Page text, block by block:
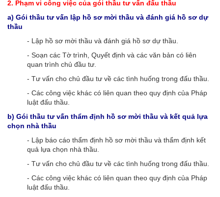
2. Phạm vi công việc của gói thầu tư vấn đấu thầu
a) Gói thầu tư vấn lập hồ sơ mời thầu và đánh giá hồ sơ dự
thầu
- Lập hồ sơ mời thầu và đánh giá hồ sơ dự thầu.
- Soạn các Tờ trình, Quyết định và các văn bản có liên
quan trình chủ đầu tư.
- Tư vấn cho chủ đầu tư về các tình huống trong đấu thầu.
- Các công việc khác có liên quan theo quy định của Pháp
luật đấu thầu.
b) Gói thầu tư vấn thẩm định hồ sơ mời thầu và kết quả lựa
chọn nhà thầu
- Lập báo cáo thẩm định hồ sơ mời thầu và thẩm định kết
quả lựa chọn nhà thầu.
- Tư vấn cho chủ đầu tư về các tình huống trong đấu thầu.
- Các công việc khác có liên quan theo quy định của Pháp
luật đấu thầu.